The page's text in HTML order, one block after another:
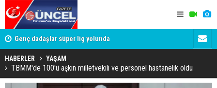
Genç dadaşlar süper lig yolunda 'Bot
HABERLER YAŞAM
TBMM'de 100'ü aşkın milletvekili ve personel hastanelik oldu